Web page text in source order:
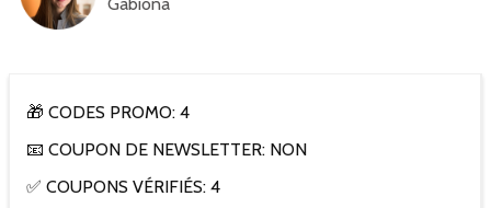
🎁 CODES PROMO: 4
📧 COUPON DE NEWSLETTER: NON
✅ COUPONS VÉRIFIÉS: 4